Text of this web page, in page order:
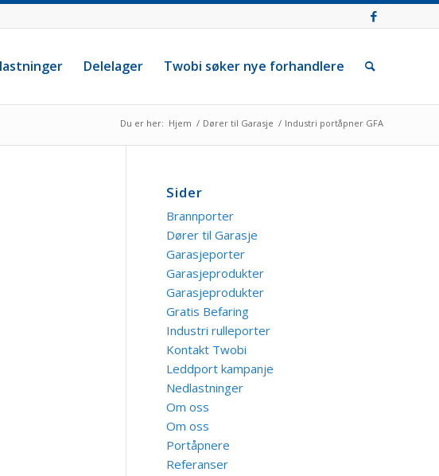
Delelager Twobi søker nye forhandlere
Du er her: Hjem / Dører til Garasje / Industri portåpner GFA
Sider
Brannporter
Dører til Garasje
Garasjeporter
Garasjeprodukter
Garasjeprodukter
Gratis Befaring
Industri rulleporter
Kontakt Twobi
Leddport kampanje
Nedlastninger
Om oss
Om oss
Portåpnere
Referanser